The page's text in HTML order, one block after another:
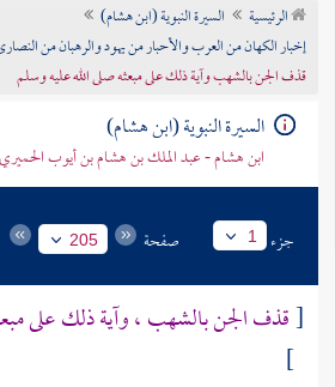
تراجم الأعلام
الرئيسية
السيرة النبوية (ابن هشام)
إخبار الكهان من العرب والأحبار من يهود والرهبان من
قذف الجن بالشهب وآية ذلك على مبعثه صلى الله عليه وسلم
السيرة النبوية (ابن هشام)
ابن هشام - عبد الملك بن هشام بن أيوب الحميري
جزء 1 صفحة 205
[قذف الجن بالشهب ، وآية ذلك على
]